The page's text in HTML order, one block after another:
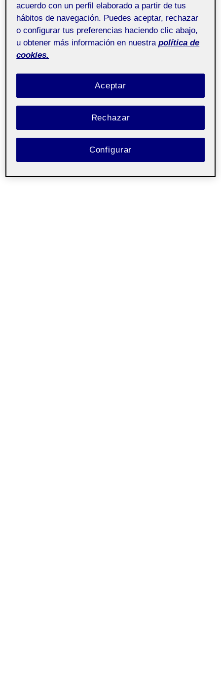
acuerdo con un perfil elaborado a partir de tus
hábitos de navegación. Puedes aceptar, rechazar
o configurar tus preferencias haciendo clic abajo,
u obtener más información en nuestra política de
cookies.
Rechazar
Aceptar
Configurar